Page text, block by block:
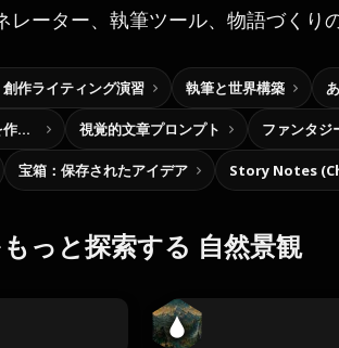
レーター、執筆ツール、物語づくり
作ライティング演習 執筆と世界構築
自分だけの選択型アドベンチャーを作ろう 視覚的文章プロンプト ファンタジ
宝箱：保存されたアイデア Story Notes
っと探索する 自然景観